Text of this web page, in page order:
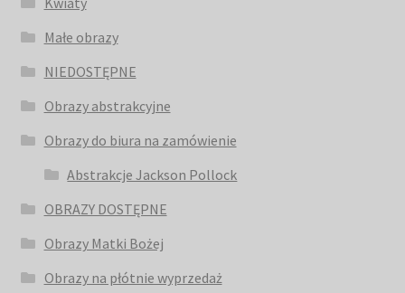
Małe obrazy
NIEDOSTĘPNE
Obrazy abstrakcyjne
Obrazy do biura na zamówienie
Abstrakcje Jackson Pollock
OBRAZY DOSTĘPNE
Obrazy Matki Bożej
Obrazy na płótnie wyprzedaż